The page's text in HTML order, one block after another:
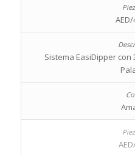
AED/
Sistema EasiDipper con